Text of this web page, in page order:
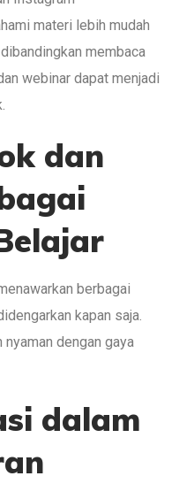
materi lebih mudah
membaca
webinar dapat menjadi
dan
berbagai
kapan saja.
dengan gaya
dalam